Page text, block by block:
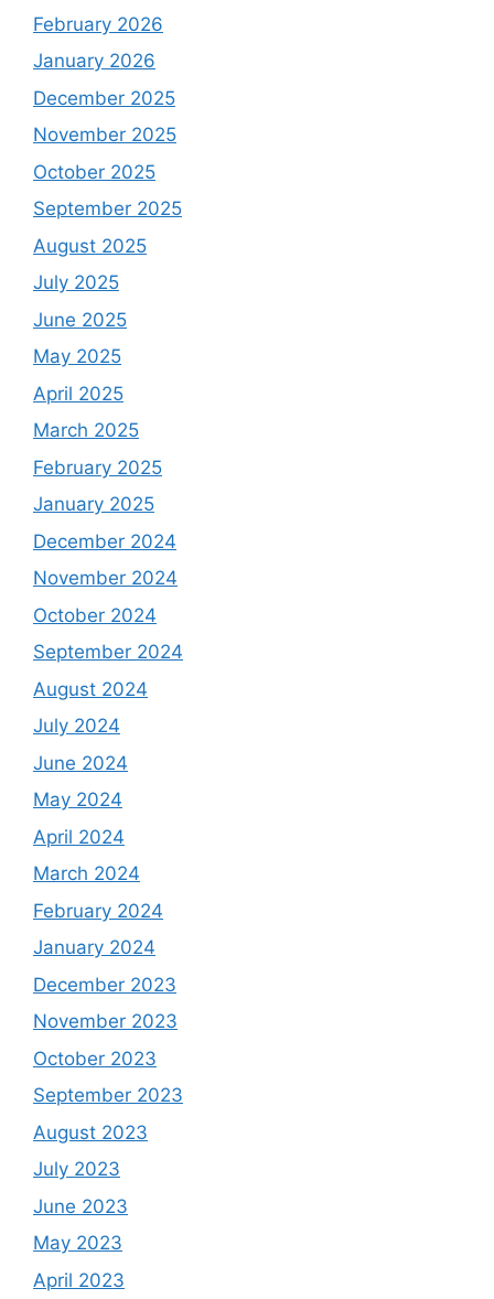
February 2026
January 2026
December 2025
November 2025
October 2025
September 2025
August 2025
July 2025
June 2025
May 2025
April 2025
March 2025
February 2025
January 2025
December 2024
November 2024
October 2024
September 2024
August 2024
July 2024
June 2024
May 2024
April 2024
March 2024
February 2024
January 2024
December 2023
November 2023
October 2023
September 2023
August 2023
July 2023
June 2023
May 2023
April 2023